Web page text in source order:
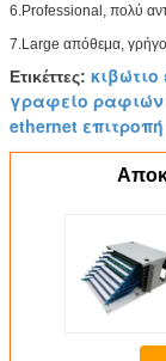
6.Professional, πολύ
7.Large απόθεμα,
Ετικέττες:
γραφείο
ethernet